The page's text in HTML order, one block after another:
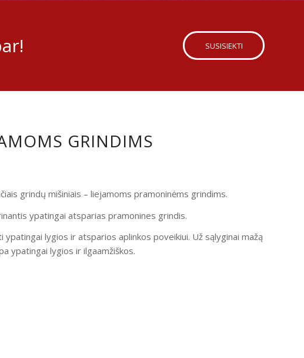
SUSISIEKTI
GRINDIMS
grindų mišiniais – liejamoms pramoninėms grindims.
ypatingai atsparias pramonines grindis.
lygios ir atsparios aplinkos poveikiui. Už sąlyginai mažą
ypatingai lygios ir ilgaamžiškos.